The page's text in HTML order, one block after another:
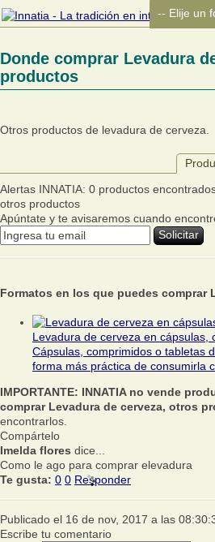
Donde comprar Levadura
productos
Otros productos de levadura de cerveza.
Alertas INNATIA: 0 productos
otros productos
Apúntate y te avisaremos cuando
Formatos en los que puedes comprar
Levadura de cerveza en cápsulas,
Cápsulas, comprimidos o tabletas
forma más práctica de consumirla
IMPORTANTE: INNATIA no vende
comprar Levadura de cerveza, otros
encontrarlos.
Compártelo
Imelda flores dice...
Como le ago para comprar elevadura
Te gusta: 0 0 Responder
Publicado el 16 de nov, 2017 a las
Escribe tu comentario